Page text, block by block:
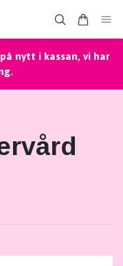
nytt i kassan, vi har